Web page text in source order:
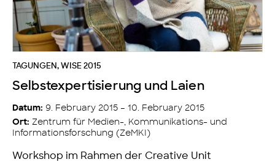
TAGUNGEN, WISE 2015
Selbstexpertisierung und Laien
Datum: 9. February 2015 – 10. February 2015
Ort: Zentrum für Medien-, Kommunikations- und
Informationsforschung (ZeMKI)
Workshop im Rahmen der Creative Unit